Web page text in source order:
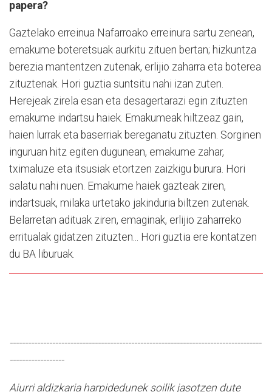
papera?
Gaztelako erreinua Nafarroako erreinura sartu zenean,
emakume boteretsuak aurkitu zituen bertan; hizkuntza
berezia mantentzen zutenak, erlijio zaharra eta boterea
zituztenak. Hori guztia suntsitu nahi izan zuten.
Herejeak zirela esan eta desagertarazi egin zituzten
emakume indartsu haiek. Emakumeak hiltzeaz gain,
haien lurrak eta baserriak bereganatu zituzten. Sorginen
inguruan hitz egiten dugunean, emakume zahar,
tximaluze eta itsusiak etortzen zaizkigu burura. Hori
salatu nahi nuen. Emakume haiek gazteak ziren,
indartsuak, milaka urtetako jakinduria biltzen zutenak.
Belarretan adituak ziren, emaginak, erlijio zaharreko
erritualak gidatzen zituzten... Hori guztia ere kontatzen
du BA liburuak.
-----------------------------------------------------------------------------------
------------------
Aiurri aldizkaria harpidedunek soilik jasotzen dute